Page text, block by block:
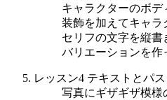
キャラクターのボデ
装飾を加えてキャラ
セリフの文字を縦書
バリエーションを作
レッスン4 テキストとパ
写真にギザギザ模様